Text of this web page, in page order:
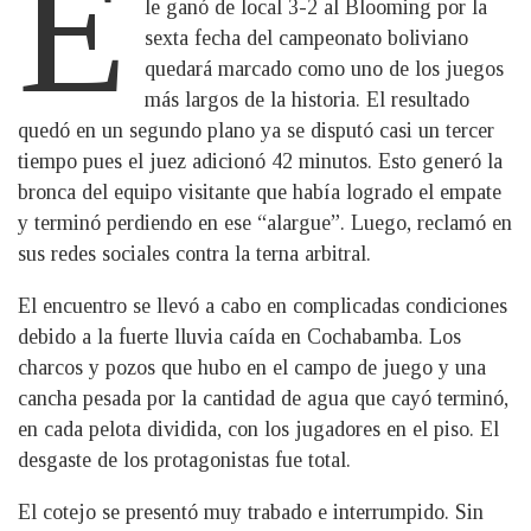
le ganó de local 3-2 al Blooming por la
sexta fecha del campeonato boliviano
quedará marcado como uno de los juegos
más largos de la historia. El resultado
quedó en un segundo plano ya se disputó casi un tercer
tiempo pues el juez adicionó 42 minutos. Esto generó la
bronca del equipo visitante que había logrado el empate
y terminó perdiendo en ese “alargue”. Luego, reclamó en
sus redes sociales contra la terna arbitral.
El encuentro se llevó a cabo en complicadas condiciones
debido a la fuerte lluvia caída en Cochabamba. Los
charcos y pozos que hubo en el campo de juego y una
cancha pesada por la cantidad de agua que cayó terminó,
en cada pelota dividida, con los jugadores en el piso. El
desgaste de los protagonistas fue total.
El cotejo se presentó muy trabado e interrumpido. Sin